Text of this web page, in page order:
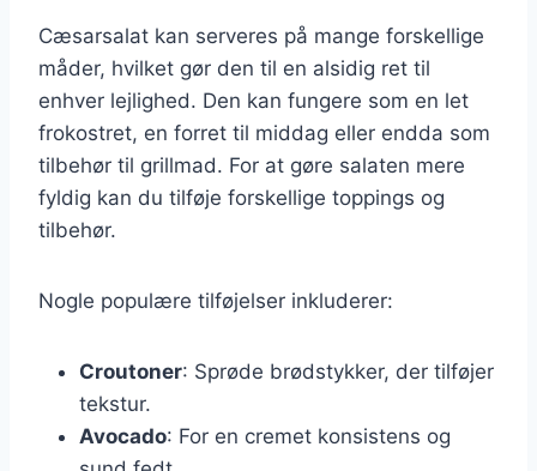
Cæsarsalat kan serveres på mange forskellige
måder, hvilket gør den til en alsidig ret til
enhver lejlighed. Den kan fungere som en let
frokostret, en forret til middag eller endda som
tilbehør til grillmad. For at gøre salaten mere
fyldig kan du tilføje forskellige toppings og
tilbehør.
Nogle populære tilføjelser inkluderer:
Croutoner: Sprøde brødstykker, der tilføjer
tekstur.
Avocado: For en cremet konsistens og